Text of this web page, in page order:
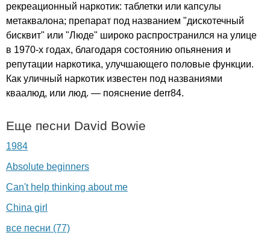
рекреационный наркотик: таблетки или капсулы
метаквалона; препарат под названием "дискотечный
бисквит" или "Люде" широко распространился на улице
в 1970-х годах, благодаря состоянию опьянения и
репутации наркотика, улучшающего половые функции.
Как уличный наркотик известен под названиями
кваалюд, или люд. — пояснение derr84.
Еще песни David Bowie
1984
Absolute beginners
Can't help thinking about me
China girl
все песни (77)